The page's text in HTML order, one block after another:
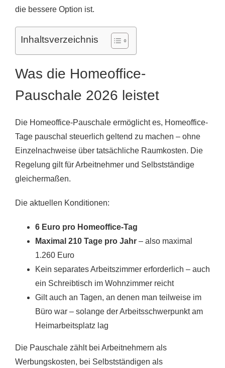
die bessere Option ist.
Inhaltsverzeichnis
Was die Homeoffice-
Pauschale 2026 leistet
Die Homeoffice-Pauschale ermöglicht es, Homeoffice-
Tage pauschal steuerlich geltend zu machen – ohne
Einzelnachweise über tatsächliche Raumkosten. Die
Regelung gilt für Arbeitnehmer und Selbstständige
gleichermaßen.
Die aktuellen Konditionen:
6 Euro pro Homeoffice-Tag
Maximal 210 Tage pro Jahr– also maximal
1.260 Euro
Kein separates Arbeitszimmer erforderlich – auch
ein Schreibtisch im Wohnzimmer reicht
Gilt auch an Tagen, an denen man teilweise im
Büro war – solange der Arbeitsschwerpunkt am
Heimarbeitsplatz lag
Die Pauschale zählt bei Arbeitnehmern als
Werbungskosten, bei Selbstständigen als